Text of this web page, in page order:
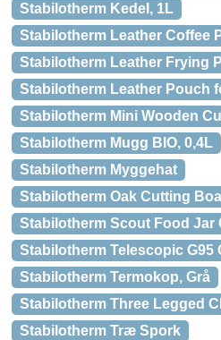
Stabilotherm Kedel, 1L
Stabilotherm Leather Coffee
Stabilotherm Leather Frying
Stabilotherm Leather Pouch
Stabilotherm Mini Wooden
Stabilotherm Mugg BIO, 0,4L
Stabilotherm Myggehat
Stabilotherm Oak Cutting
Stabilotherm Scout Food Jar
Stabilotherm Telescopic G95
Stabilotherm Termokop, Grå
Stabilotherm Three Legged
Stabilotherm Træ Spork